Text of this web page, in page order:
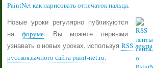
PaintNet как нарисовать отпечаток пальца.
Новые уроки регулярно публикуются
нафоруме. Вы можете первыми
узнавать о новых уроках, используя RSS ленты
русскоязычного сайта paint-net.ru.